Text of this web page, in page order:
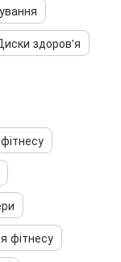
здоров'я
фітнесу